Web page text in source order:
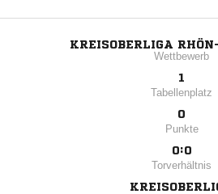
KREISOBERLIGA
Wettbewerb
1
Tabellenplatz
0
Punkte
0:0
Torverhältnis